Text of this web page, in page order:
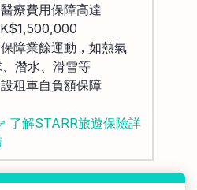
療費用保障高達
障業餘運動，如熱氣
潛水、滑雪等
租車自負額保障
了解STARR旅遊保險詳